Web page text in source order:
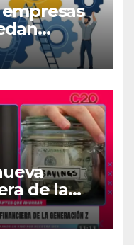
a día?
de la